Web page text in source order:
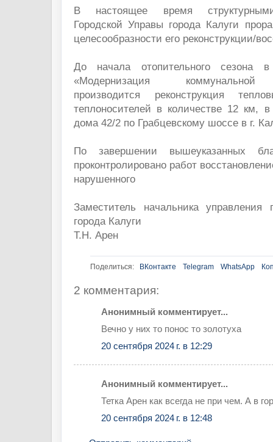
В настоящее время
Городской Управы города Калуги
целесообразности его реконструкции/
До начала отопительного сезона
«Модернизация коммунальной
производится реконструкция
теплоносителей в количестве 12 км,
дома 42/2 по Грабцевскому шоссе в г.
По завершении вышеуказанных
проконтролировано работ
нарушенного
Заместитель начальника управления
города Калуги
Т.Н. Арен
Поделиться: ВКонтакте Telegram WhatsApp
2 комментария:
Анонимный комментирует...
Вечно у них то понос то золотуха
20 сентября 2024 г. в 12:29
Анонимный комментирует...
Тетка Арен как всегда не при чем. А в
20 сентября 2024 г. в 12:48